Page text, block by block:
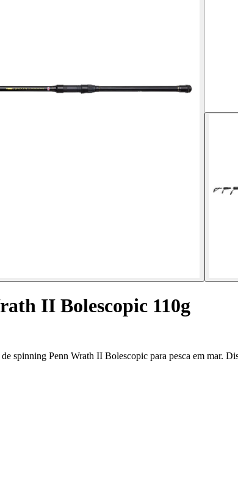
II Bolescopic 110g
spinning Penn Wrath II Bolescopic para pesca em mar.